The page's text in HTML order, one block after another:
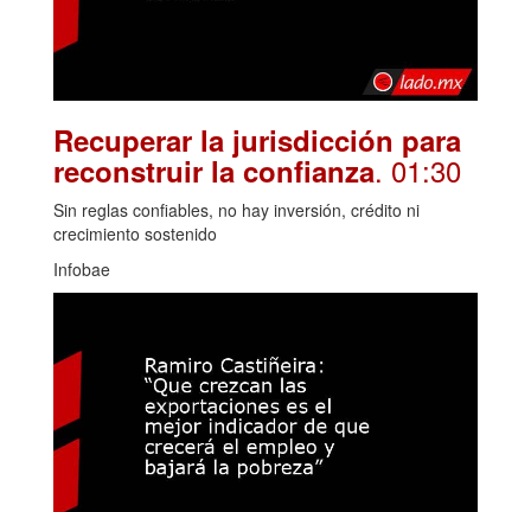
Recuperar la jurisdicción para
reconstruir la confianza. 01:30
Sin reglas confiables, no hay inversión, crédito ni
crecimiento sostenido
Infobae